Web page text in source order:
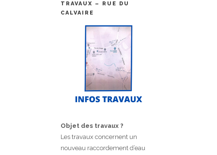
TRAVAUX – RUE DU
CALVAIRE
Objet des travaux ?
Les travaux concernent un
nouveau raccordement d’eau